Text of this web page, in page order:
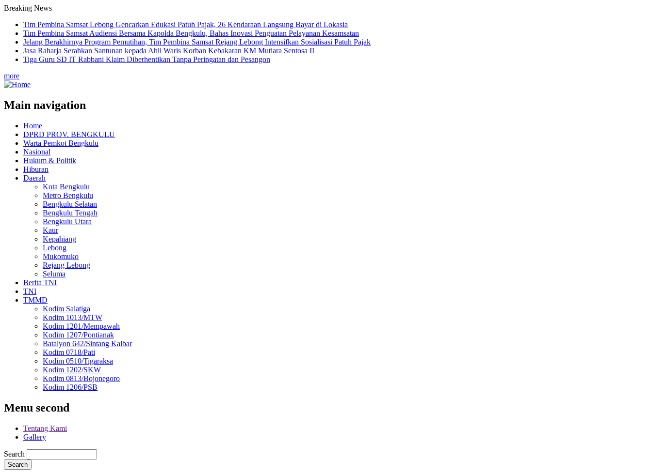
Breaking News
Tim Pembina Samsat Lebong Gencarkan Edukasi Patuh Pajak, 26 Kendaraan Langsung Bayar di Lokasia
Tim Pembina Samsat Audiensi Bersama Kapolda Bengkulu, Bahas Inovasi Penguatan Pelayanan Kesamsatan
Jelang Berakhirnya Program Pemutihan, Tim Pembina Samsat Rejang Lebong Intensifkan Sosialisasi Patuh Pajak
Jasa Raharja Serahkan Santunan kepada Ahli Waris Korban Kebakaran KM Mutiara Sentosa II
Tiga Guru SD IT Rabbani Klaim Diberhentikan Tanpa Peringatan dan Pesangon
more
Main navigation
Home
DPRD PROV. BENGKULU
Warta Pemkot Bengkulu
Nasional
Hukum & Politik
Hiburan
Daerah
Kota Bengkulu
Metro Bengkulu
Bengkulu Selatan
Bengkulu Tengah
Bengkulu Utara
Kaur
Kepahiang
Lebong
Mukomuko
Rejang Lebong
Seluma
Berita TNI
TNI
TMMD
Kodim Salatiga
Kodim 1013/MTW
Kodim 1201/Mempawah
Kodim 1207/Pontianak
Batalyon 642/Sintang Kalbar
Kodim 0718/Pati
Kodim 0510/Tigaraksa
Kodim 1202/SKW
Kodim 0813/Bojonegoro
Kodim 1206/PSB
Menu second
Tentang Kami
Gallery
Search